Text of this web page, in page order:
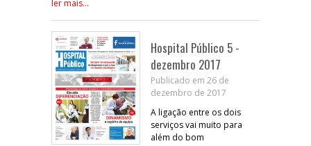
ler mais...
Hospital Público 5 -
dezembro 2017
Publicado em 26 de
dezembro de 2017
A ligação entre os dois
serviços vai muito para
além do bom